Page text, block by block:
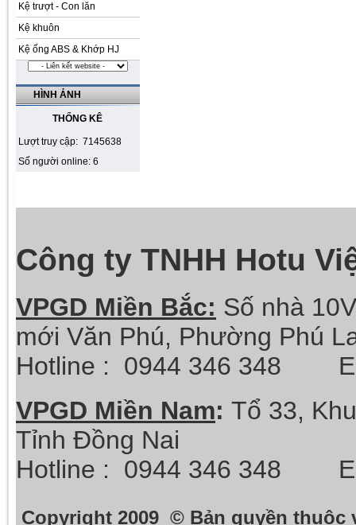
Kệ trượt - Con lăn
Kệ khuôn
Kệ ống ABS & Khớp HJ
HÌNH ẢNH
THỐNG KÊ
Lượt truy cập: 7145638
Số người online: 6
Công ty TNHH Hotu
VPGD Miền Bắc: Số nhà
mới Văn Phú, Phường Phú
Hotline : 0944 346 348
VPGD Miền Nam: Tổ 33,
Tỉnh Đồng Nai
Hotline : 0944 346 348
Copyright 2009 © Bản quyền thuộc